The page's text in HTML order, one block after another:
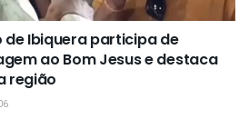
Ibiquera participa de
ao Bom Jesus e destaca
região